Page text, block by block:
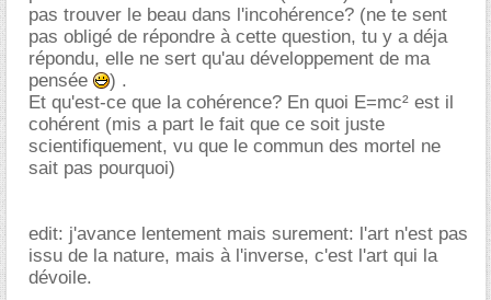
pas trouver le beau dans l'incohérence? (ne te sent
pas obligé de répondre à cette question, tu y a déja
répondu, elle ne sert qu'au développement de ma
pensée
) .
Et qu'est-ce que la cohérence? En quoi E=mc² est il
cohérent (mis a part le fait que ce soit juste
scientifiquement, vu que le commun des mortel ne
sait pas pourquoi)
edit: j'avance lentement mais surement: l'art n'est pas
issu de la nature, mais à l'inverse, c'est l'art qui la
dévoile.